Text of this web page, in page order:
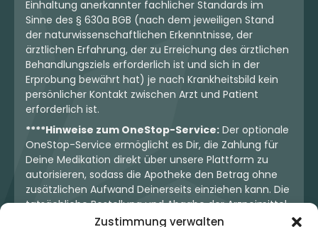
Zustimmung verwalten
Einhaltung anerkannter fachlicher Standards im
Sinne des § 630a BGB (nach dem jeweiligen Stand
der naturwissenschaftlichen Erkenntnisse, der
ärztlichen Erfahrung, der zu Erreichung des ärztlichen
Behandlungsziels erforderlich ist und sich in der
Erprobung bewährt hat) je nach Krankheitsbild kein
persönlicher Kontakt zwischen Arzt und Patient
erforderlich ist.
****Hinweise zum OneStop-Service: Der optionale
OneStop-Service ermöglicht es Dir, die Zahlung für
Deine Medikation direkt über unsere Plattform zu
autorisieren, sodass die Apotheke den Betrag ohne
zusätzlichen Aufwand Deinerseits einziehen kann. Die
tatsächliche Bestellung und Abgabe der Arzneimittel
erfolgt jedoch ausschließlich über die jeweilige